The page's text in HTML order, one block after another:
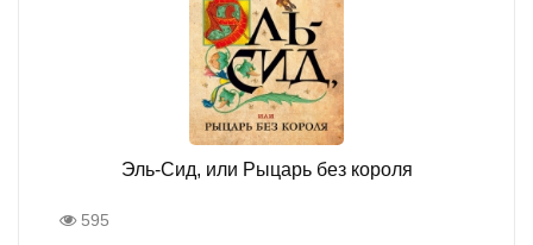
Эль-Сид, или Рыцарь без короля
595